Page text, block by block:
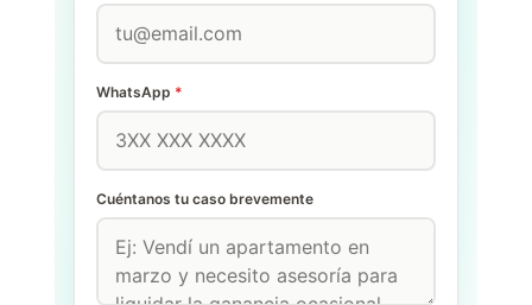
WhatsApp *
Cuéntanos tu caso brevemente